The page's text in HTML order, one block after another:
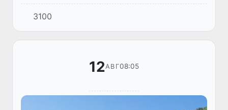
Ҷумҳурии Қароқалпоқистон ва вилояти
Хоразм борони кӯтоҳмуддат меборад ва
раъду барқ ба амал меояд. Ш...
3100
12АВГ08:05